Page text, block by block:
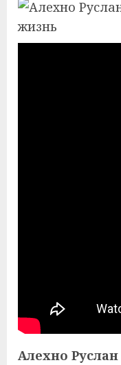
Алехно Руслан